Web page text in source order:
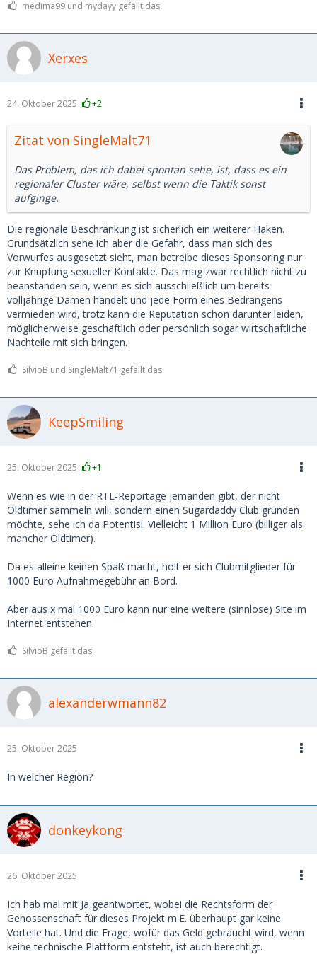
medima99 und mydayy gefällt das.
Xerxes
24. Oktober 2025 +2
Zitat von SingleMalt71
Das Problem, das ich dabei spontan sehe, ist, dass es ein
regionaler Cluster wäre, selbst wenn die Taktik sonst
aufginge.
Die regionale Beschränkung ist sicherlich ein weiterer Haken.
Grundsätzlich sehe ich aber die Gefahr, dass man sich des
Vorwurfes ausgesetzt sieht, man betreibe dieses Sponsoring nur
zur Knüpfung sexueller Kontakte. Das mag zwar rechtlich nicht zu
beanstanden sein, wenn es sich ausschließlich um bereits
volljährige Damen handelt und jede Form eines Bedrängens
vermieden wird, trotz kann die Reputation schon darunter leiden,
möglicherweise geschäftlich oder persönlich sogar wirtschaftliche
Nachteile mit sich bringen.
SilvioB und SingleMalt71 gefällt das.
KeepSmiling
25. Oktober 2025 +1
Wenn es wie in der RTL-Reportage jemanden gibt, der nicht
Oldtimer sammeln will, sondern einen Sugardaddy Club gründen
möchte, sehe ich da Potentisl. Vielleicht 1 Million Euro (billiger als
mancher Oldtimer).
Da es alleine keinen Spaß macht, holt er sich Clubmitglieder für
1000 Euro Aufnahmegebühr an Bord.
Aber aus x mal 1000 Euro kann nur eine weitere (sinnlose) Site im
Internet entstehen.
SilvioB gefällt das.
alexanderwmann82
25. Oktober 2025
In welcher Region?
donkeykong
26. Oktober 2025
Ich hab mal mit Ja geantwortet, wobei die Rechtsform der
Genossenschaft für dieses Projekt m.E. überhaupt gar keine
Vorteile hat. Und die Frage, wofür das Geld gebraucht wird, wenn
keine technische Plattform entsteht, ist auch berechtigt.